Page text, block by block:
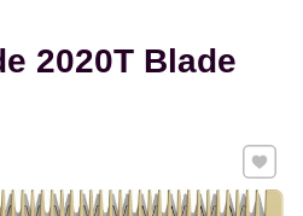
2020T Blade
Pridať